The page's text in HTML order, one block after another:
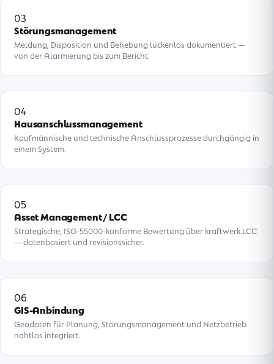
03
Störungsmanagement
Meldung, Disposition und Behebung lückenlos dokumentiert —
von der Alarmierung bis zum Bericht.
04
Hausanschlussmanagement
Kaufmännische und technische Anschlussprozesse durchgängig in
einem System.
05
Asset Management / LCC
Strategische, ISO-55000-konforme Bewertung über kraftwerk.LCC
— datenbasiert und revisionssicher.
06
GIS-Anbindung
Geodaten für Planung, Störungsmanagement und Netzbetrieb
nahtlos integriert.